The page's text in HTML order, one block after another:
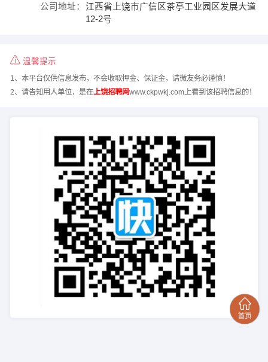
公司地址：
江西省上饶市广信区茶亭工业园区发展大道
12-2号
温馨提示
1、本平台仅供信息发布，不会收取押金、保证金，请微友务必谨慎！
2、请告知用人单位，是在上饶招聘网www.ckpwkj.com上看到该招聘信息的！